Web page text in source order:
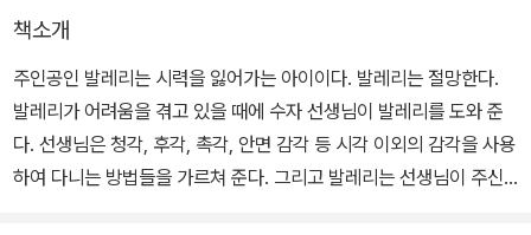
책소개
주인공인 발레리는 시력을 잃어가는 아이이다. 발레리는 절망한다.
발레리가 어려움을 겪고 있을 때에 수자 선생님이 발레리를 도와 준
다. 선생님은 청각, 후각, 촉각, 안면 감각 등 시각 이외의 감각을 사용
하여 다니는 방법들을 가르쳐 준다. 그리고 발레리는 선생님이 주신